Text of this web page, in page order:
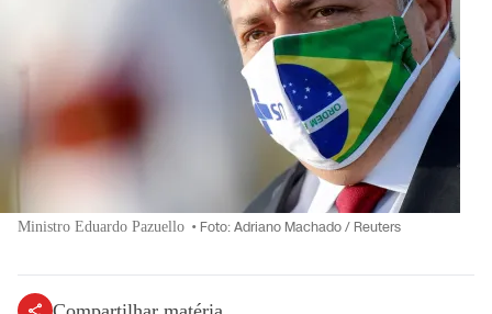
Ministro Eduardo Pazuello • Foto: Adriano Machado / Reuters